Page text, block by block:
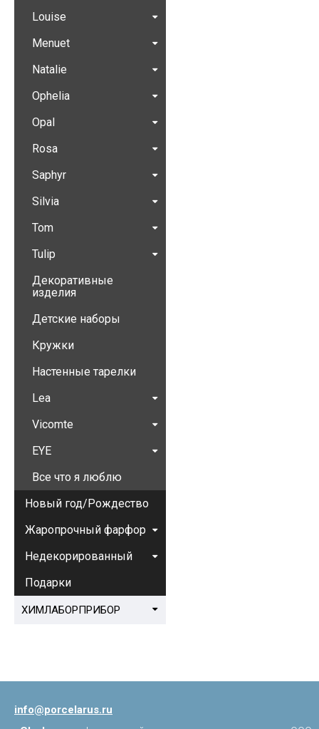
Louise
Menuet
Natalie
Ophelia
Opal
Rosa
Saphyr
Silvia
Tom
Tulip
Декоративные
изделия
Детские наборы
Кружки
Настенные тарелки
Lea
Vicomte
EYE
Все что я люблю
Новый год/Рождество
Жаропрочный фарфор
Недекорированный
Подарки
ХИМЛАБОРПРИБОР
info@porcelarus.ru